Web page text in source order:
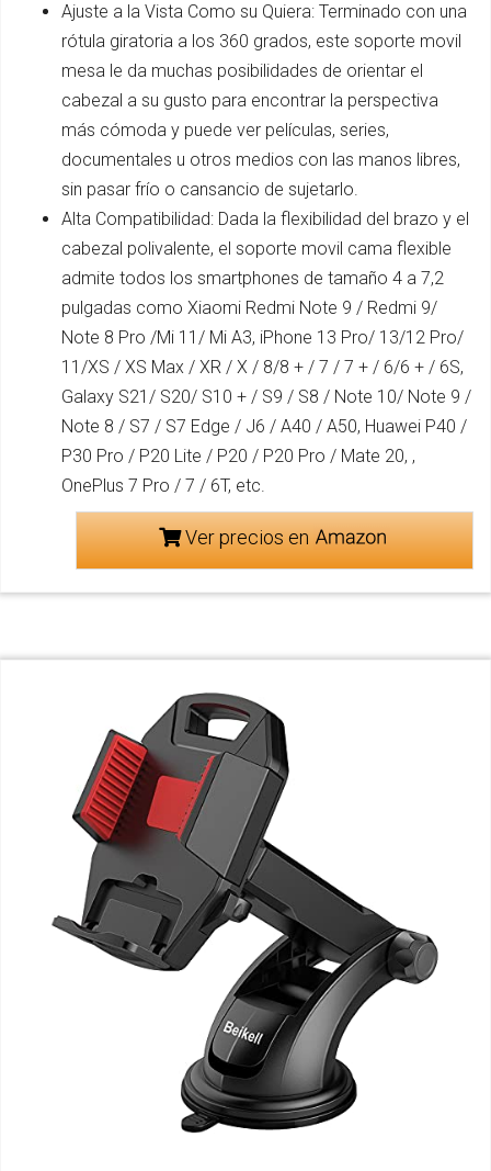
Ajuste a la Vista Como su Quiera: Terminado con una
rótula giratoria a los 360 grados, este soporte movil
mesa le da muchas posibilidades de orientar el
cabezal a su gusto para encontrar la perspectiva
más cómoda y puede ver películas, series,
documentales u otros medios con las manos libres,
sin pasar frío o cansancio de sujetarlo.
Alta Compatibilidad: Dada la flexibilidad del brazo y el
cabezal polivalente, el soporte movil cama flexible
admite todos los smartphones de tamaño 4 a 7,2
pulgadas como Xiaomi Redmi Note 9 / Redmi 9/
Note 8 Pro /Mi 11/ Mi A3, iPhone 13 Pro/ 13/12 Pro/
11/XS / XS Max / XR / X / 8/8 + / 7 / 7 + / 6/6 + / 6S,
Galaxy S21/ S20/ S10 + / S9 / S8 / Note 10/ Note 9 /
Note 8 / S7 / S7 Edge / J6 / A40 / A50, Huawei P40 /
P30 Pro / P20 Lite / P20 / P20 Pro / Mate 20, ,
OnePlus 7 Pro / 7 / 6T, etc.
Ver precios en